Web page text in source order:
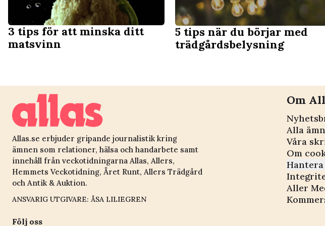
3 tips för att minska ditt
matsvinn
5 tips när du börjar med
trädgårdsbelysning
Allas.se erbjuder gripande journalistik kring
ämnen som relationer, hälsa och handarbete samt
innehåll från veckotidningarna Allas, Allers,
Hemmets Veckotidning, Året Runt, Allers Trädgård
och Antik & Auktion.
ANSVARIG UTGIVARE: ÅSA LILIEGREN
Följ oss
Om
Alla
Våra
Om
Aller